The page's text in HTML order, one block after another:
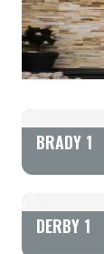
BRADY 1
DERBY 1